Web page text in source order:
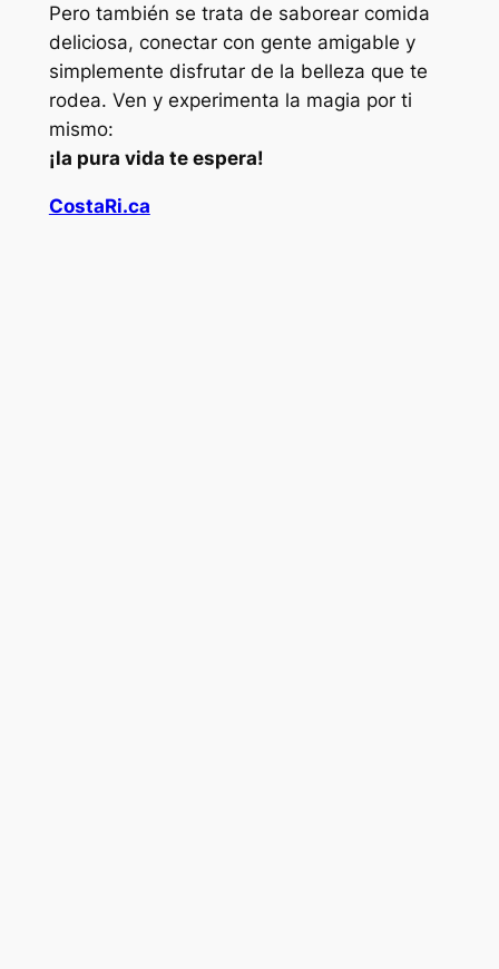
Pero también se trata de saborear comida
deliciosa, conectar con gente amigable y
simplemente disfrutar de la belleza que te
rodea. Ven y experimenta la magia por ti
mismo:
¡la pura vida te espera!
CostaRi.ca